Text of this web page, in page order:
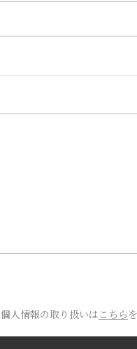
個人情報の取り扱いは こちら